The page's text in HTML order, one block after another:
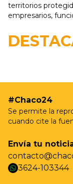
territorios
empresarios,
19/05 - 9:37hs
castración
Prosperidad
#Chaco24
Se permite la
cuando cite la
Envía tu
whatsapp
3624-103344